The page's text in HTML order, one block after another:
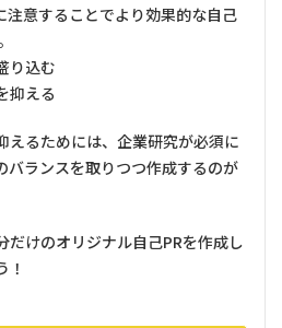
注意することでより効果的な自己
り込む
抑える
えるためには、企業研究が必須に
バランスを取りつつ作成するのが
だけのオリジナル自己PRを作成し
！